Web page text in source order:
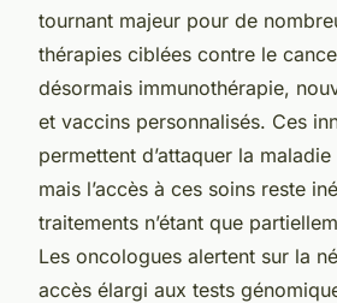
tournant majeur pour de
thérapies ciblées contre le
désormais immunothérapie,
et vaccins personnalisés. Ces
permettent d’attaquer la
mais l’accès à ces soins reste
traitements n’étant que
Les oncologues alertent sur la
accès élargi aux tests